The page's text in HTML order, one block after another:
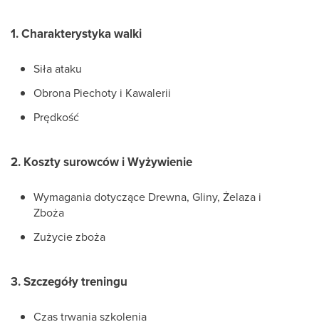
1. Charakterystyka walki
Siła ataku
Obrona Piechoty i Kawalerii
Prędkość
2. Koszty surowców i Wyżywienie
Wymagania dotyczące Drewna, Gliny, Żelaza i
Zboża
Zużycie zboża
3. Szczegóły treningu
Czas trwania szkolenia